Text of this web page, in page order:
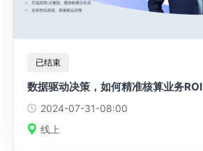
已结束
数据驱动决策，如何精准核算业务ROI
2024-07-31-08:00
线上